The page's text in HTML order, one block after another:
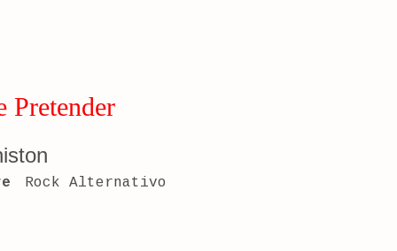
Pretender
Rock Alternativo